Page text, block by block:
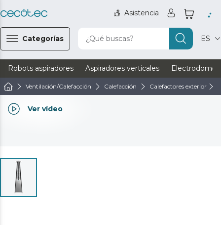
Asistencia
Categorías ¿Qué buscas? ES
Robots aspiradores Aspiradores verticales
Ventilación/Calefacción Calefacción Calefactores exterior
Ver vídeo